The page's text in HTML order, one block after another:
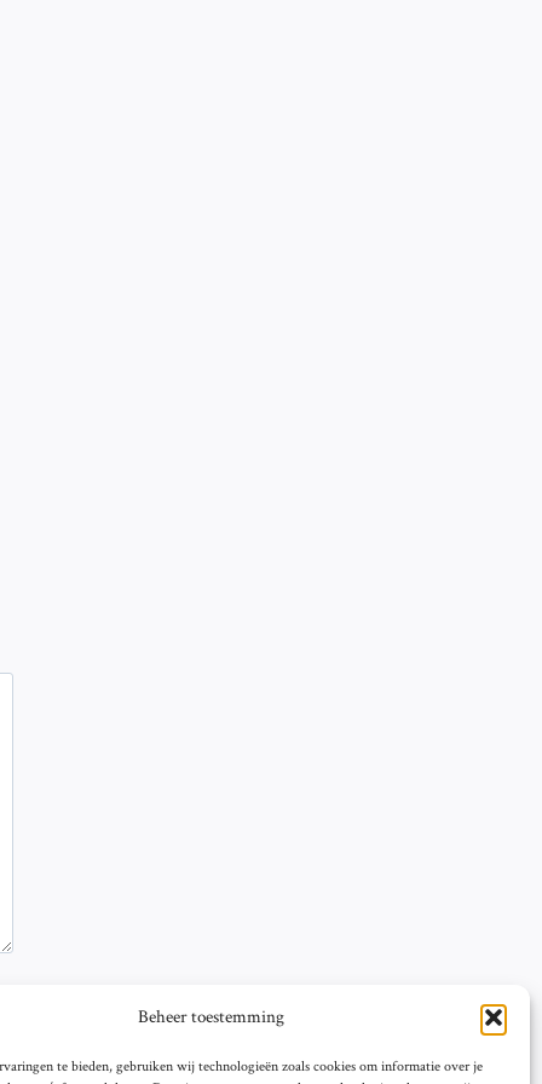
Beheer toestemming
te bieden, gebruiken wij technologieën zoals cookies om informatie over je